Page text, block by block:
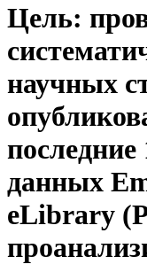
Цель:
научных
последние
данных
eLibrary